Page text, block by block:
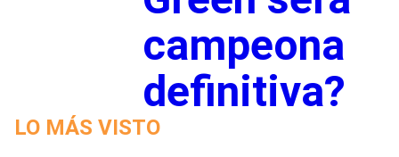
campeona
definitiva?
LO MÁS VISTO